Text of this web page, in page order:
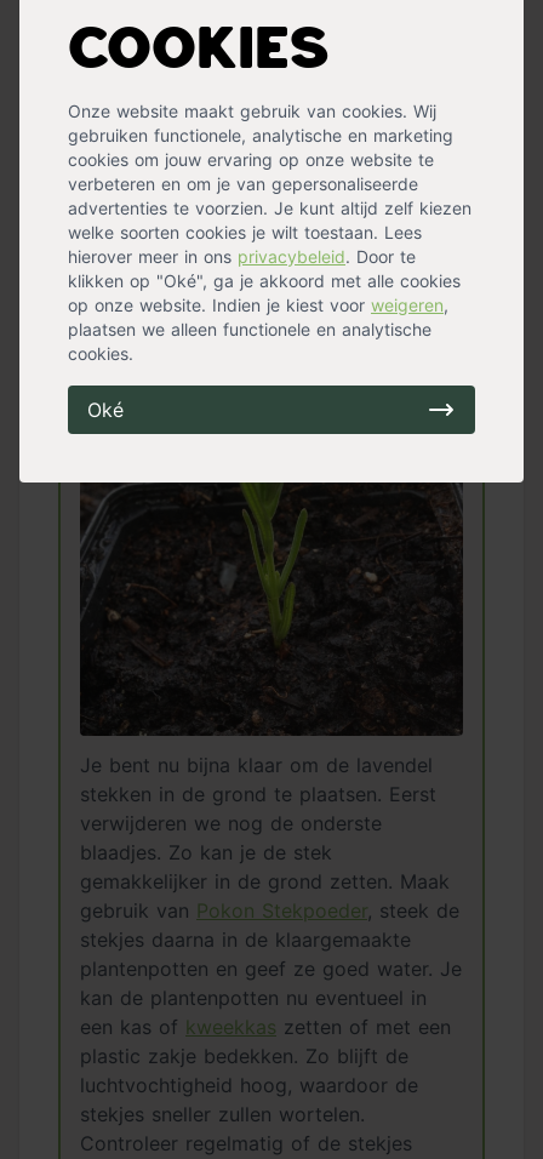
Cookies
Onze website maakt gebruik van cookies. Wij
gebruiken functionele, analytische en marketing
cookies om jouw ervaring op onze website te
verbeteren en om je van gepersonaliseerde
advertenties te voorzien. Je kunt altijd zelf kiezen
welke soorten cookies je wilt toestaan. Lees
hierover meer in ons privacybeleid. Door te
klikken op "Oké", ga je akkoord met alle cookies
op onze website. Indien je kiest voor weigeren,
plaatsen we alleen functionele en analytische
cookies.
Oké
de bast van de hoofdstam aan de stek
blijft zitten. Dit noemen we een hieltje.
Hier zullen de nieuwe wortels zich
vormen. Heeft jouw stekje geen hieltje?
Geen probleem! Gebruik een scherp mes
en snij net onder een bladknop een
stukje van de stengel af.
Stap 4: Verwijder de
blaadjes
Je bent nu bijna klaar om de lavendel
stekken in de grond te plaatsen. Eerst
verwijderen we nog de onderste
blaadjes. Zo kan je de stek
gemakkelijker in de grond zetten. Maak
gebruik van Pokon Stekpoeder, steek de
stekjes daarna in de klaargemaakte
plantenpotten en geef ze goed water. Je
kan de plantenpotten nu eventueel in
een kas of kweekkas zetten of met een
plastic zakje bedekken. Zo blijft de
luchtvochtigheid hoog, waardoor de
stekjes sneller zullen wortelen.
Controleer regelmatig of de stekjes